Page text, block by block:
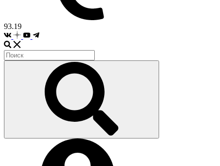
93.19